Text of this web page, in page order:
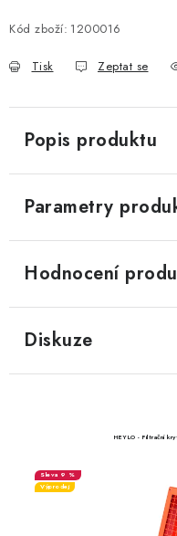
Kód zboží: 1200016
Tisk Zeptat se
Popis produktu
Parametry
Hodnocení
Diskuze